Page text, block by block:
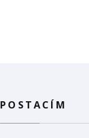
POSTACÍM